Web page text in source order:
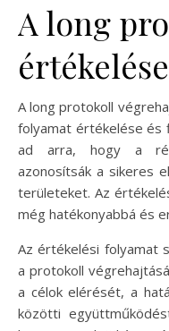
A long
A long protokoll
folyamat értékelése és
ad arra, hogy a
azonosítsák a sikeres
területeket. Az
még hatékonyabbá és
Az értékelési folyamat
a protokoll
a célok elérését, a
közötti